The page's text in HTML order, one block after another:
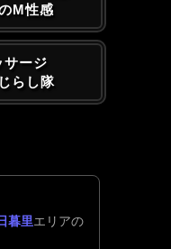
M性感
サージ
らし隊
暮里エリアの